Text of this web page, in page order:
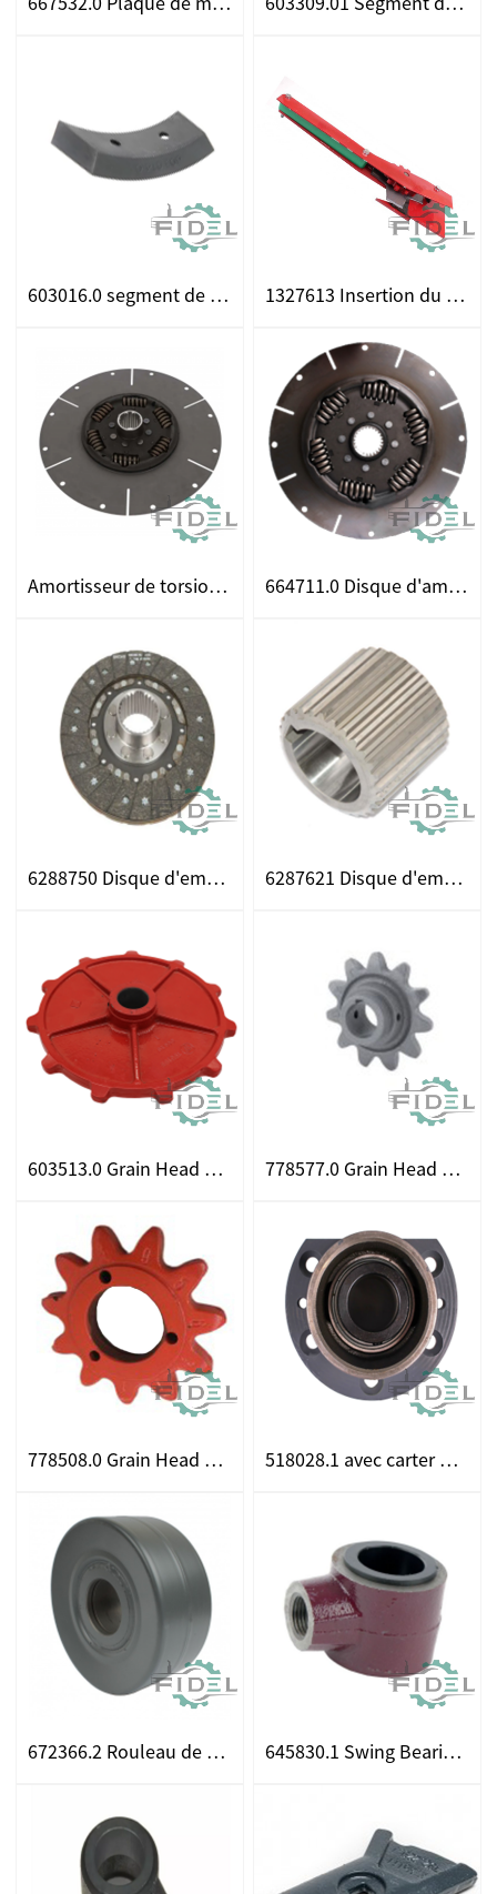
603016.0 segment de Téflon du variateur pour les ajustements CLAAS 1327613 Insertion du couteau droit pour combiner
Amortisseur de torsion 6647120 adapté à Claas 664711.0 Disque d'amortisseur ajuste pour les CLAAS
6288750 Disque d'embrayage pour les ajustements CLAAS 6287621 Disque d'embrayage Mélanger la moissonneuse
603513.0 Grain Head Sprocket Fits pour CLAAS 778577.0 Grain Head Sprocket Fits pour CLAAS
778508.0 Grain Head Sprocket Fits pour CLAAS 518028.1 avec carter de roulement d'arbre de maison d'alimentation pour les ajustements CLAAS
672366.2 Rouleau de tension Mélanger le battage 645830.1 Swing Bearing Duisson pour CLAAS pour la tarifère